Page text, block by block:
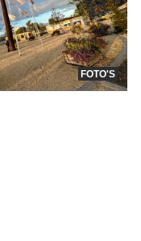
FOTO'S